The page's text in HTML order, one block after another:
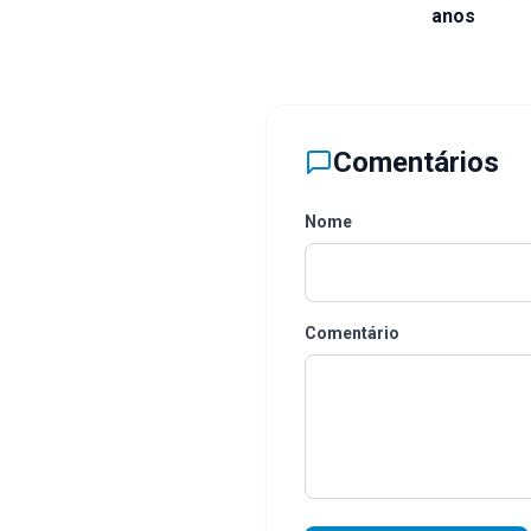
anos
Comentários
Nome
Comentário